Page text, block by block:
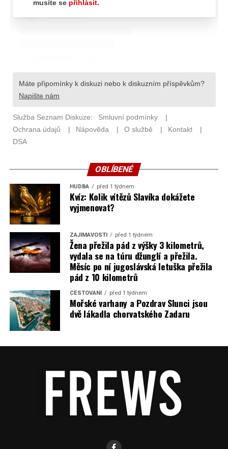
OBLÍBENÉ
HUDBA před 1 týdnem
Kvíz: Kolik vítězů Slavíka dokážete
vyjmenovat?
ZAJÍMAVOSTI před 1 týdnem
Žena přežila pád z výšky 3 kilometrů,
vydala se na túru džunglí a přežila.
Měsíc po ní jugoslávská letuška přežila
pád z 10 kilometrů
CESTOVÁNÍ před 1 týdnem
Mořské varhany a Pozdrav Slunci jsou
dvě lákadla chorvatského Zadaru